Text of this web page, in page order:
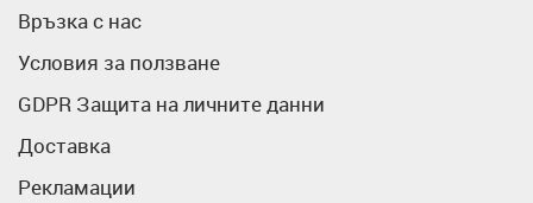
Връзка с нас
Условия за ползване
GDPR Защита на личните данни
Доставка
Рекламации